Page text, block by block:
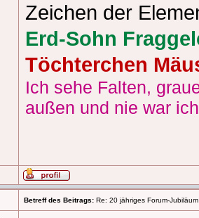
Zeichen der
Erd-Sohn
Töchterchen
Ich sehe Falten,
außen und nie war
Betreff des Beitrags: Re: 20 jähriges Forum-